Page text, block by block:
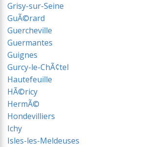
Grisy-sur-Seine
GuÃ©rard
Guercheville
Guermantes
Guignes
Gurcy-le-ChÃ¢tel
Hautefeuille
HÃ©ricy
HermÃ©
Hondevilliers
Ichy
Isles-les-Meldeuses